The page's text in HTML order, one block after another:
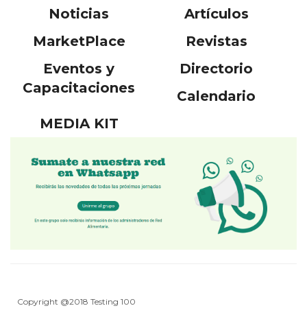
Noticias
Artículos
MarketPlace
Revistas
Eventos y
Capacitaciones
Directorio
Calendario
MEDIA KIT
Copyright @2018 Testing 100